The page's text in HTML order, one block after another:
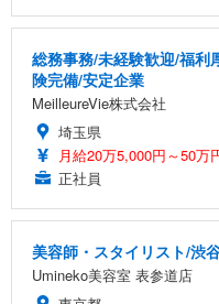
総務事務/未経験歓迎/福利
険完備/安定企業
MeilleureVie株式会社
埼玉県
月給20万5,000円～50万
正社員
美容師・スタイリスト/渋
Umineko美容室 表参道店